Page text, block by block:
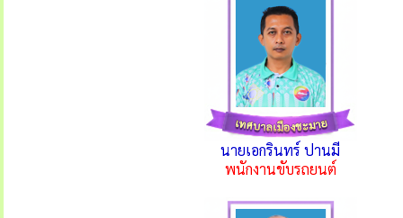
นายเอกรินทร์ ปานมี
พนักงานขับรถยนต์